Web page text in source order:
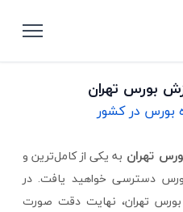
بورس تهران
بورس در کشور
تهران به یکی از کامل‌ترین و
دسترسی خواهید یافت. در
تهران، نهایت دقت صورت